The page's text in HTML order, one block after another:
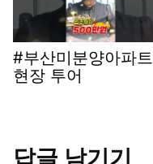
#부산미분양아파트
현장 투어
답글 남기기